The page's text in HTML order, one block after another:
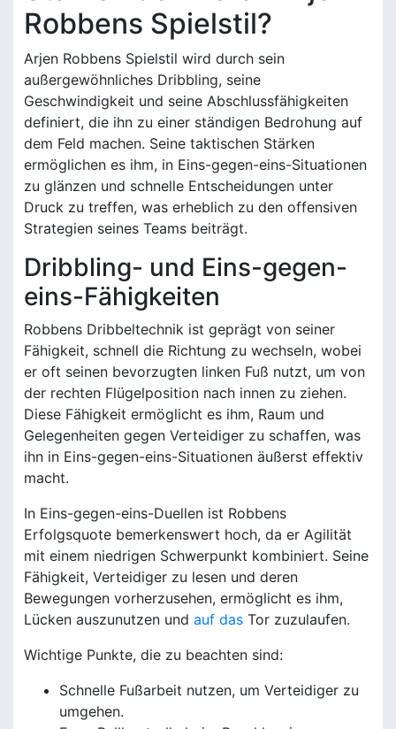
Robbens Spielstil?
Arjen Robbens Spielstil wird durch sein
außergewöhnliches Dribbling, seine
Geschwindigkeit und seine Abschlussfähigkeiten
definiert, die ihn zu einer ständigen Bedrohung auf
dem Feld machen. Seine taktischen Stärken
ermöglichen es ihm, in Eins-gegen-eins-Situationen
zu glänzen und schnelle Entscheidungen unter
Druck zu treffen, was erheblich zu den offensiven
Strategien seines Teams beiträgt.
Dribbling- und Eins-gegen-
eins-Fähigkeiten
Robbens Dribbeltechnik ist geprägt von seiner
Fähigkeit, schnell die Richtung zu wechseln, wobei
er oft seinen bevorzugten linken Fuß nutzt, um von
der rechten Flügelposition nach innen zu ziehen.
Diese Fähigkeit ermöglicht es ihm, Raum und
Gelegenheiten gegen Verteidiger zu schaffen, was
ihn in Eins-gegen-eins-Situationen äußerst effektiv
macht.
In Eins-gegen-eins-Duellen ist Robbens
Erfolgsquote bemerkenswert hoch, da er Agilität
mit einem niedrigen Schwerpunkt kombiniert. Seine
Fähigkeit, Verteidiger zu lesen und deren
Bewegungen vorherzusehen, ermöglicht es ihm,
Lücken auszunutzen und auf das Tor zuzulaufen.
Wichtige Punkte, die zu beachten sind:
Schnelle Fußarbeit nutzen, um Verteidiger zu
umgehen.